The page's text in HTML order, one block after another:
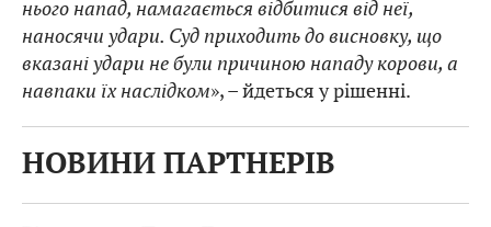
нього напад, намагається відбитися від неї,
наносячи удари. Суд приходить до висновку, що
вказані удари не були причиною нападу корови, а
навпаки їх наслідком», – йдеться у рішенні.
НОВИНИ ПАРТНЕРІВ